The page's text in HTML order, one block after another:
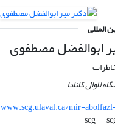
المللی
ابوالفضل مصطفوی
لاوال کانادا
www.scg.ulaval.ca/mir-